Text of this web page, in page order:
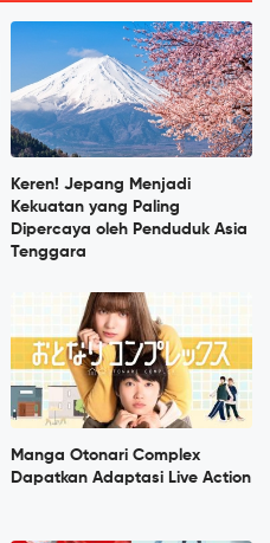
Keren! Jepang Menjadi
Kekuatan yang Paling
Dipercaya oleh Penduduk Asia
Tenggara
Manga Otonari Complex
Dapatkan Adaptasi Live Action